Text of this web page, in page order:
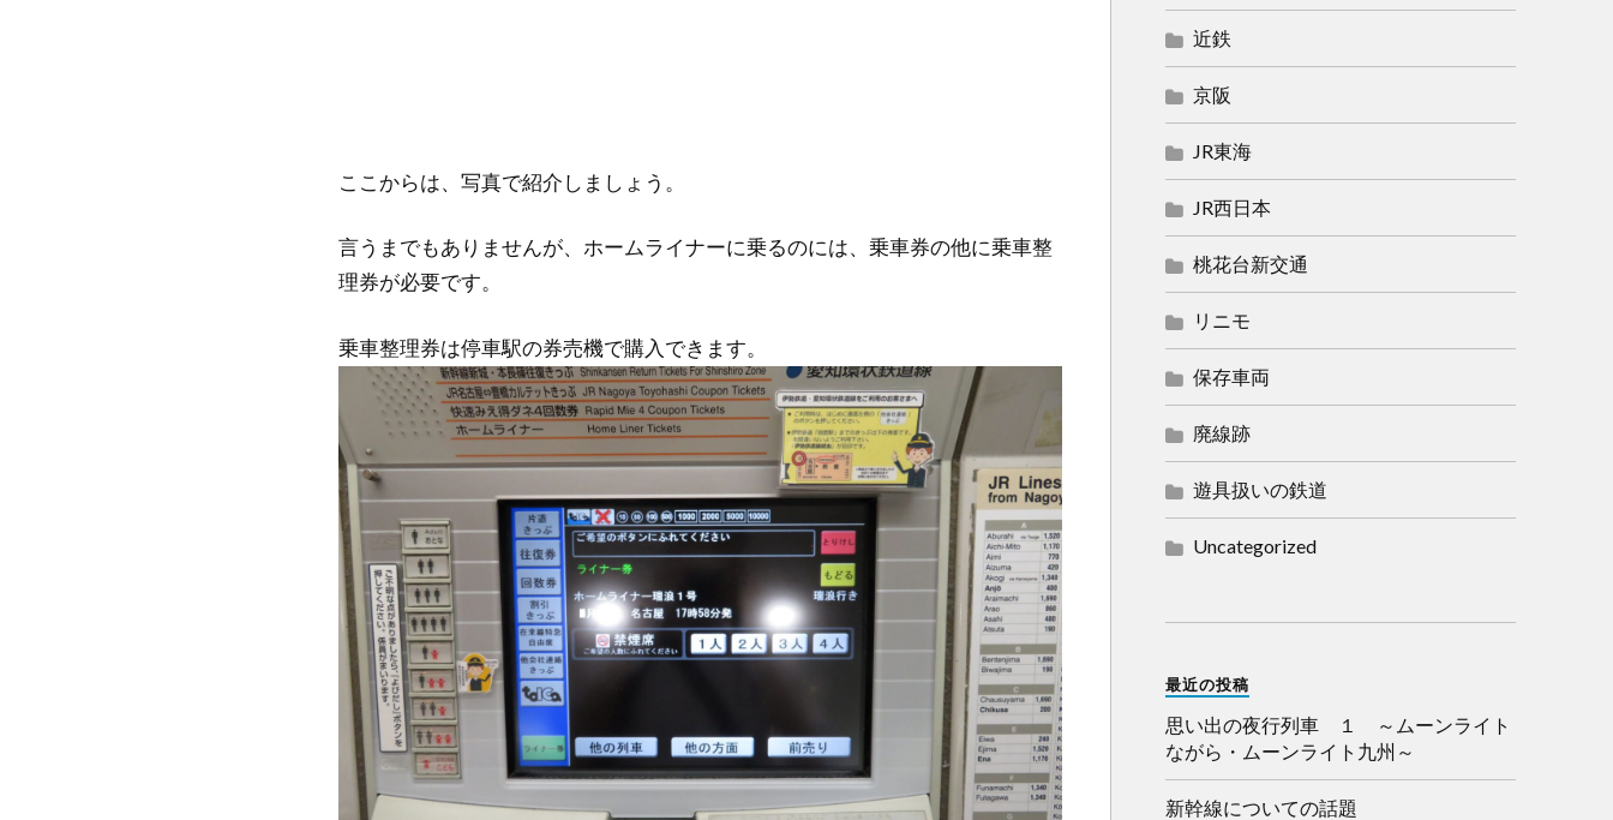
ここからは、写真で紹介しましょう。
言うまでもありませんが、ホームライナーに乗るのには、乗車券の他に乗車整
理券が必要です。
乗車整理券は停車駅の券売機で購入できます。
近鉄
京阪
JR東海
JR西日本
桃花台新交通
リニモ
保存車両
廃線跡
遊具扱いの鉄道
Uncategorized
最近の投稿
思い出の夜行列車 １ ～ムーンライト
ながら・ムーンライト九州～
新幹線についての話題